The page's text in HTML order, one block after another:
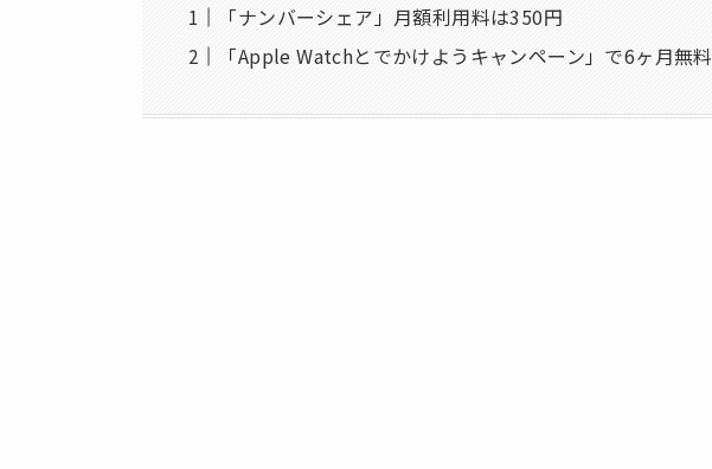
「ナンバーシェア」月額利用料は350円
「Apple Watchとでかけようキャンペーン」で6ヶ月無料